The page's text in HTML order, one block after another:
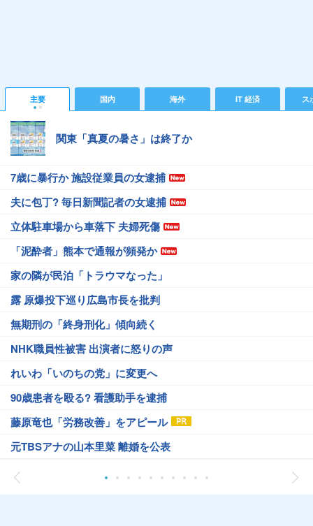
主要 国内 海外 IT 経済 ス
関東「真夏の暑さ」は終了か
7歳に暴行か 施設従業員の女逮捕
夫に包丁? 毎日新聞記者の女逮捕
立体駐車場から車落下 夫婦死傷
「泥酔者」熊本で通報が頻発か
家の隣が民泊「トラウマなった」
露 原爆投下巡り広島市長を批判
無期刑の「終身刑化」傾向続く
NHK職員性被害 出演者に怒りの声
れいわ「いのちの党」に変更へ
90歳患者を殴る? 看護助手を逮捕
藤原竜也「労務改善」をアピール
元TBSアナの山本里菜 離婚を公表